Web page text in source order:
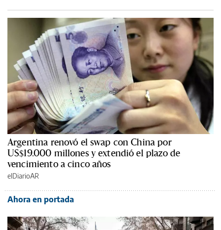
Argentina renovó el swap con China por
US$19.000 millones y extendió el plazo de
vencimiento a cinco años
elDiarioAR
Ahora en portada